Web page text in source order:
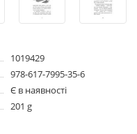
1019429
978-617-7995-35-6
Є в наявності
201 g